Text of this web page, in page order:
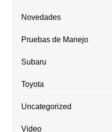
Novedades
Pruebas de Manejo
Subaru
Toyota
Uncategorized
Video